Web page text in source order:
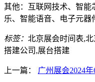
其他：互联网技术、智能
乐、智能语音、电子元器
标签： 北京展会时间表,
搭建公司,展台搭建
上一篇： 广州展会2024